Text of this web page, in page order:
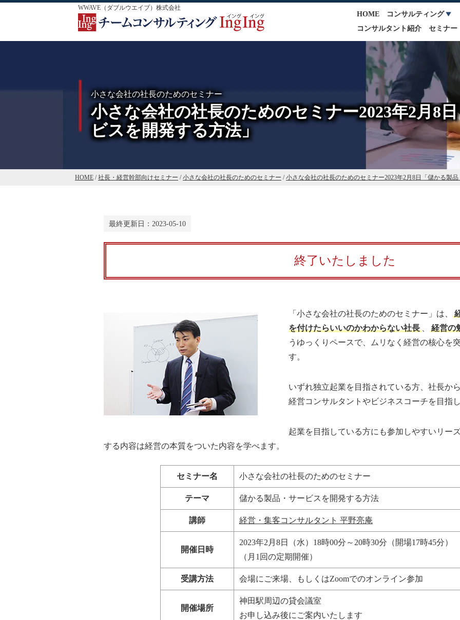
WWAVE（ダブルウエイブ）株式会社
HOME
コンサルティング
コンサルタント紹介
セミナー
小さな会社の社長のためのセミナー
小さな会社の社長のためのセミナー2023年2月8
ビスを開発する方法」
HOME /社長・経営幹部向けセミナー /小さな会社の社長のためのセミナー /小さな会社の社長のためのセミナー2023年2月8日「儲かる製品
最終更新日： 2023-05-10
終了いたしました
「小さな会社の社長のためのセミナー」は、
を付けたらいいのかわからない社長
経営の
うゆっくりペースで、ムリなく経営の核心を
す。
いずれ独立起業を目指されている方、社長か
経営コンサルタントやビジネスコーチを目指
起業を目指している方にも参加しやすいリー
する内容は経営の本質をついた内容を学べます。
セミナー名 小さな会社の社長のためのセミナー
テーマ 儲かる製品・サービスを開発する方法
講師 経営・集客コンサルタント 平野亮庵
開催日時
2023年2月8日（水）18時00分～ 20時30分 （開場17時45分）
（月1回の定期開催）
受講方法 会場にご来場、もしくはZoomでのオンライン参加
開催場所
神田駅周辺の貸会議室
お申し込み後にご案内いたします